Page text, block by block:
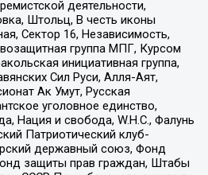
деятельности,
Штольц, В честь иконы
Сектор 16, Независимость,
группа МПГ, Курсом
инициативная группа,
Сил Руси, Алля-Аят,
Ак Умут, Русская
уголовное единство,
Нация и свобода, W.H.С., Фалунь
Патриотический клуб-
державный союз, Фонд
защиты прав граждан, Штабы